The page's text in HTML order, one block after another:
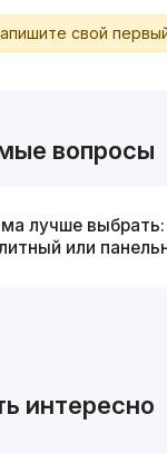
свой
вопросы
лучше выбрать:
или
интересно